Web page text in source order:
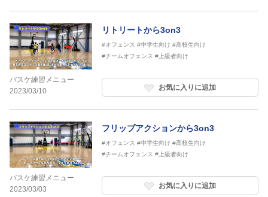
バスケ練習メニュー
2023/03/10
リトリートから3on3
#オフェンス #中学生向け #高校生向け
#チームオフェンス #上級者向け
お気に入りに追加
バスケ練習メニュー
2023/03/03
フリップアクションから3on3
#オフェンス #中学生向け #高校生向け
#チームオフェンス #上級者向け
お気に入りに追加